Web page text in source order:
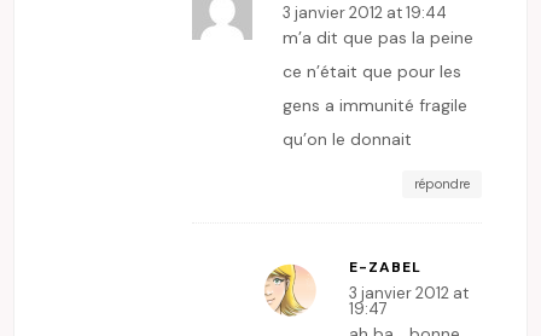
3 janvier 2012 at 19:44
m’a dit que pas la peine
ce n’était que pour les
gens a immunité fragile
qu’on le donnait
répondre
E-ZABEL
3 janvier 2012 at
19:47